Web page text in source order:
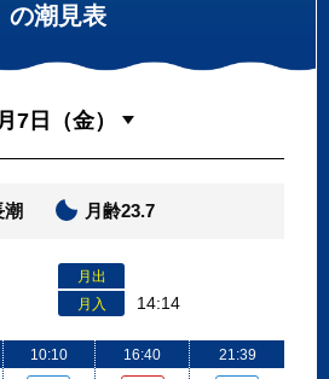
の潮見表
潮 月齢23.7
月出
月入
14:14
10:10 16:40 21:39